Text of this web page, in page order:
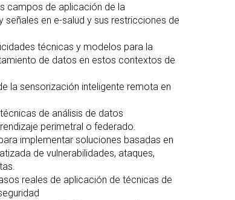
campos de aplicación de la
en e-salud y sus restricciones de
técnicas y modelos para la
de datos en estos contextos de
la sensorización inteligente remota en
de análisis de datos
perimetral o federado.
implementar soluciones basadas en
de vulnerabilidades, ataques,
reales de aplicación de técnicas de